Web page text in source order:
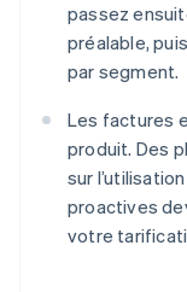
passez
préalable,
par segment.
Les factures
produit. Des
sur
proactives
votre